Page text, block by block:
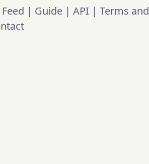
Feed | Guide| API | Terms and